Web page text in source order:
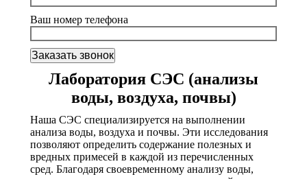
Ваш номер телефона
Лаборатория СЭС (анализы
воды, воздуха, почвы)
Наша СЭС специализируется на выполнении
анализа воды, воздуха и почвы. Эти исследования
позволяют определить содержание полезных и
вредных примесей в каждой из перечисленных
сред. Благодаря своевременному анализу воды,